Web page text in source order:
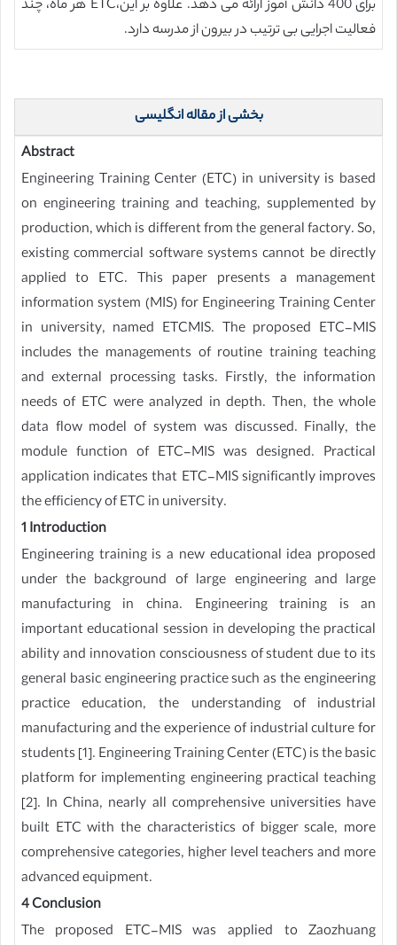
برای 400 دانش آموز ارائه می دهد. علاوه بر این،ETC هر ماه، چند
فعالیت اجرایی بی ترتیب در بیرون از مدرسه دارد.
بخشی از مقاله انگلیسی
Abstract
Engineering Training Center (ETC) in university is based
on engineering training and teaching, supplemented by
production, which is different from the general factory. So,
existing commercial software systems cannot be directly
applied to ETC. This paper presents a management
information system (MIS) for Engineering Training Center
in university, named ETCMIS. The proposed ETC-MIS
includes the managements of routine training teaching
and external processing tasks. Firstly, the information
needs of ETC were analyzed in depth. Then, the whole
data flow model of system was discussed. Finally, the
module function of ETC-MIS was designed. Practical
application indicates that ETC-MIS significantly improves
the efficiency of ETC in university.
1 Introduction
Engineering training is a new educational idea proposed
under the background of large engineering and large
manufacturing in china. Engineering training is an
important educational session in developing the practical
ability and innovation consciousness of student due to its
general basic engineering practice such as the engineering
practice education, the understanding of industrial
manufacturing and the experience of industrial culture for
students [1]. Engineering Training Center (ETC) is the basic
platform for implementing engineering practical teaching
[2]. In China, nearly all comprehensive universities have
built ETC with the characteristics of bigger scale, more
comprehensive categories, higher level teachers and more
advanced equipment.
4 Conclusion
The proposed ETC-MIS was applied to Zaozhuang